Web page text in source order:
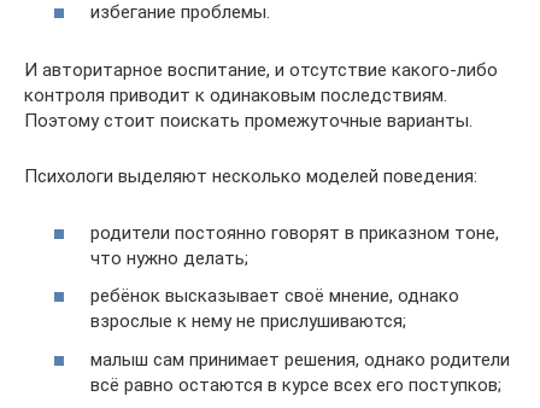
избегание проблемы.
И авторитарное воспитание, и отсутствие какого-либо
контроля приводит к одинаковым последствиям.
Поэтому стоит поискать промежуточные варианты.
Психологи выделяют несколько моделей поведения:
родители постоянно говорят в приказном тоне,
что нужно делать;
ребёнок высказывает своё мнение, однако
взрослые к нему не прислушиваются;
малыш сам принимает решения, однако родители
всё равно остаются в курсе всех его поступков;